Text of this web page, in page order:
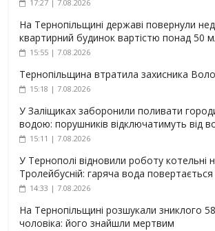
17:27 | 7.08.2026
На Тернопільщині державі повернули
квартирний будинок вартістю понад 50
15:55 | 7.08.2026
Тернопільщина втратила захисника
15:18 | 7.08.2026
У Заліщиках заборонили поливати
водою: порушників відключатимуть від
15:11 | 7.08.2026
У Тернополі відновили роботу котельні
Тролейбусній: гаряча вода повертається
14:33 | 7.08.2026
На Тернопільщині розшукали зниклого
чоловіка: його знайшли мертвим